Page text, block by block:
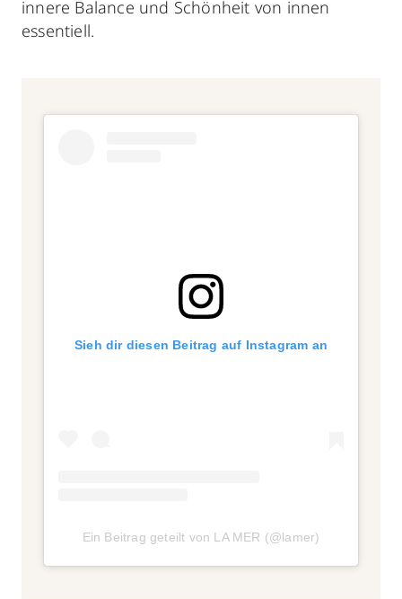
innere Balance und Schönheit von innen
essentiell.
Sieh dir diesen Beitrag auf Instagram an
Ein Beitrag geteilt von LA MER (@lamer)